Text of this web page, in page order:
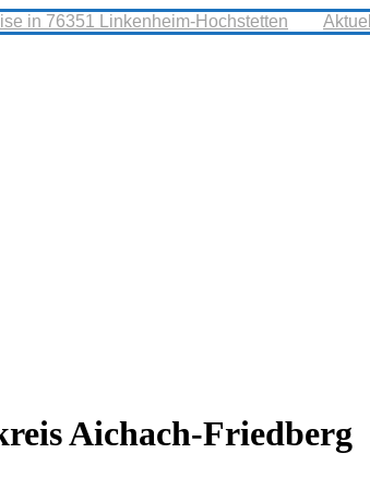
in 76351 Linkenheim-Hochstetten
Aichach-Friedberg